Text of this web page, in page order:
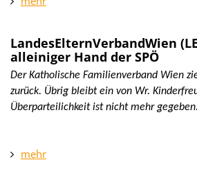
LandesElternVerbandWien
alleiniger Hand der SPÖ
Der Katholische Familienverband Wien
zurück. Übrig bleibt ein von Wr.
Überparteilichkeit ist nicht mehr gegeben.
mehr